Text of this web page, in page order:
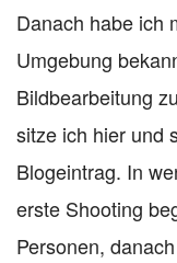
Danach habe ich
Umgebung
Bildbearbeitung
sitze ich hier und
Blogeintrag. In
erste Shooting
Personen,